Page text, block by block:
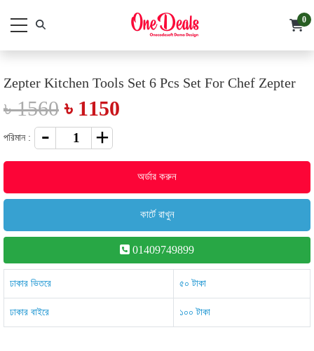
0
Zepter Kitchen Tools Set 6 Pcs Set For Chef Zepter
৳ 1560 ৳ 1150
পরিমান :
অর্ডার করুন
কার্টে রাখুন
01409749899
ঢাকার ভিতরে ৫০ টাকা
ঢাকার বাইরে ১০০ টাকা